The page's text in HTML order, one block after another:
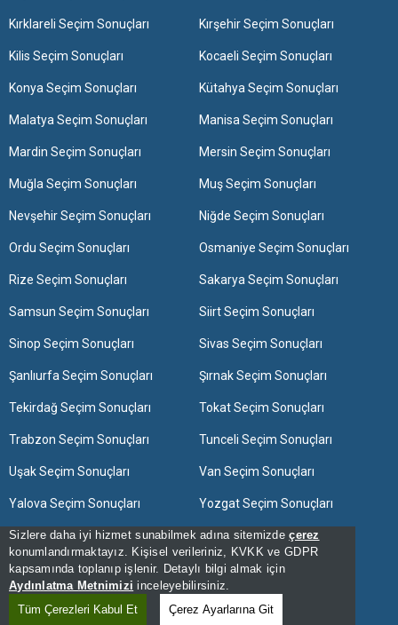
Sizlere daha iyi hizmet sunabilmek adına sitemizdeçerez
konumlandırmaktayız. Kişisel verileriniz, KVKK ve GDPR
kapsamında toplanıp işlenir. Detaylı bilgi almak için
Aydınlatma Metnimizi inceleyebilirsiniz.
Tüm Çerezleri Kabul Et
Çerez Ayarlarına Git
Kırklareli Seçim Sonuçları Kırşehir Seçim Sonuçları
Kilis Seçim Sonuçları Kocaeli Seçim Sonuçları
Konya Seçim Sonuçları Kütahya Seçim Sonuçları
Malatya Seçim Sonuçları Manisa Seçim Sonuçları
Mardin Seçim Sonuçları Mersin Seçim Sonuçları
Muğla Seçim Sonuçları Muş Seçim Sonuçları
Nevşehir Seçim Sonuçları Niğde Seçim Sonuçları
Ordu Seçim Sonuçları Osmaniye Seçim Sonuçları
Rize Seçim Sonuçları Sakarya Seçim Sonuçları
Samsun Seçim Sonuçları Siirt Seçim Sonuçları
Sinop Seçim Sonuçları Sivas Seçim Sonuçları
Şanlıurfa Seçim Sonuçları Şırnak Seçim Sonuçları
Tekirdağ Seçim Sonuçları Tokat Seçim Sonuçları
Trabzon Seçim Sonuçları Tunceli Seçim Sonuçları
Uşak Seçim Sonuçları Van Seçim Sonuçları
Yalova Seçim Sonuçları Yozgat Seçim Sonuçları
Zonguldak Seçim Sonuçları
[Hata Bildir] - 02:29:07 - 13
[Kullanım Şartları]